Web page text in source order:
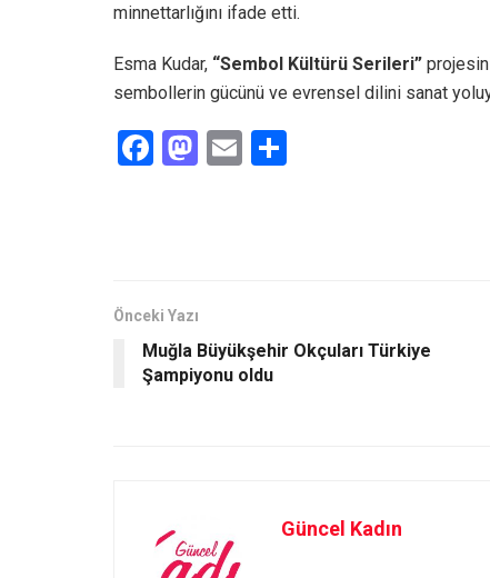
minnettarlığını ifade etti.
Esma Kudar, “Sembol Kültürü Serileri”
sembollerin gücünü ve evrensel dilini sanat
F
o
k
M
n
E
Önceki Yazı
Muğla Büyükşehir Okçuları Türkiye
Şampiyonu oldu
Güncel Kadın